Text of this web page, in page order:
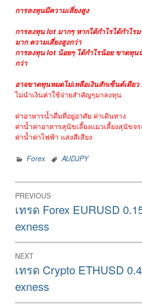
การลงทุนมีความเสี่ยงสูง
การลงทุน lot มากๆ หากได้กำไรได้กำไ
มาก ความเสี่ยงสูงกว่า
การลงทุน lot น้อยๆ ได้กำไรน้อย ขาดทุน
กว่า
อาจขาดทุนหมดไม่เหลือเงินสักเซ็นต์เดีย
ไม่นำเงินค่าใช้จ่ายสำคัญๆมาลงทุน
ค่าอาหารน้ำดื่มที่อยู่อาศัย ค่าเดินทาง
ค่าน้ำค่าอาหารสุนัขเลี้ยงแมวเลี้ยงสุนัขจ
ค่าน้ำค่าไฟฟ้า แสงสีเสียง
Forex AUDJPY
Post
navigation
PREVIOUS
Previous
post:
เทรด Forex EURUSD
exness
NEXT
Next
post:
เทรด Crypto ETHUSD
exness